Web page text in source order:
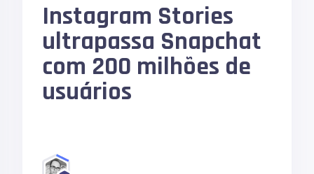
Instagram Stories
ultrapassa Snapchat
com 200 milhões de
usuários